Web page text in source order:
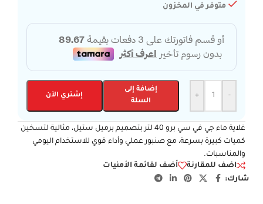
متوفر في المخزون
-
+
إضافة إلى
السلة
إشتري الآن
غلاية ماء جي في سي برو 40 لتر بتصميم برميل ستيل، مثالية لتسخين
كميات كبيرة بسرعة، مع صنبور عملي وأداء قوي للاستخدام اليومي
والمناسبات.
اضف للمقارنة
أضف لقائمة الأمنيات
شارك: